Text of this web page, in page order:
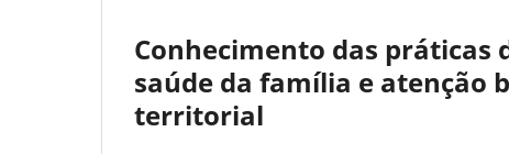
Conhecimento das práticas
saúde da família e atenção
territorial